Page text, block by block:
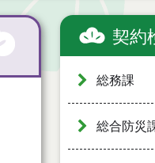
契約
総務課
総合防災